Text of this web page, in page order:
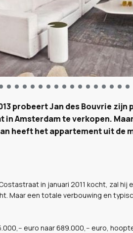
probeert Jan des Bouvrie
in Amsterdamte verkopen.
heeft het appartement uit de
in januari 2011 kocht, zal
Maar een totale verbouwing en
euro naar 689.000,-- euro,